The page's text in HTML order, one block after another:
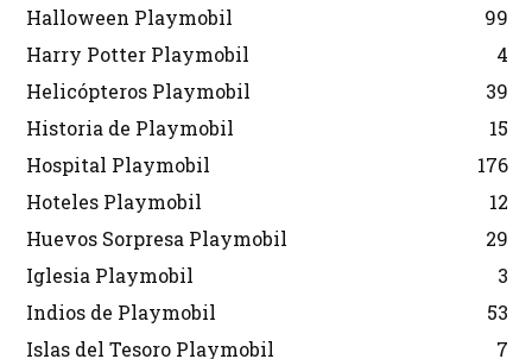
Halloween Playmobil
99
Harry Potter Playmobil
4
Helicópteros Playmobil
39
Historia de Playmobil
15
Hospital Playmobil
176
Hoteles Playmobil
12
Huevos Sorpresa Playmobil
29
Iglesia Playmobil
3
Indios de Playmobil
53
Islas del Tesoro Playmobil
7